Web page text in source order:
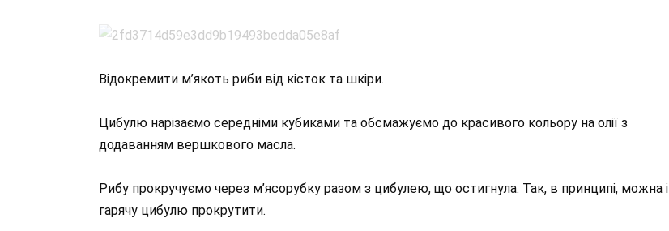
Відокремити м’якоть риби від кісток та шкіри.
Цибулю нарізаємо середніми кубиками та обсмажуємо до красивого кольору на олії з
додаванням вершкового масла.
Рибу прокручуємо через м’ясорубку разом з цибулею, що остигнула. Так, в принципі, можна і
гарячу цибулю прокрутити.